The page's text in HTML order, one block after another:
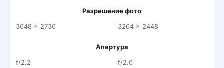
Разрешение фото
3648 x 2736
3264 x 2448
Апертура
f/2.2
f/2.0